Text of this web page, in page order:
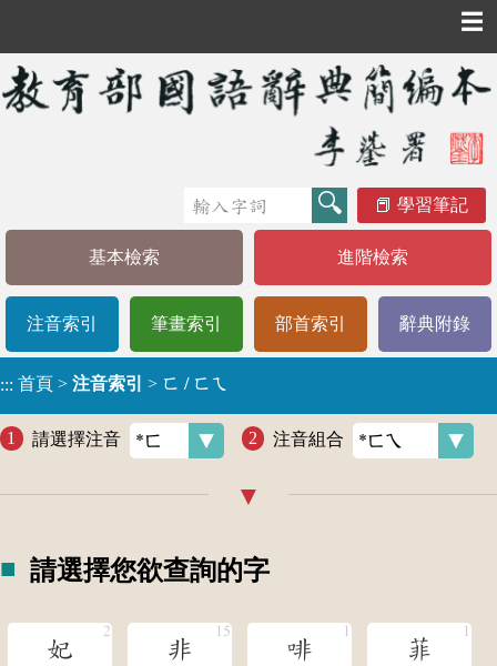
☰
學習筆記
基本檢索 進階檢索
注音索引 筆畫索引 部首索引 辭典附錄
::: 首頁 > 注音索引 > ㄈ / ㄈㄟ
請選擇注音 注音組合
請選擇您欲查詢的字
妃 非 啡 菲